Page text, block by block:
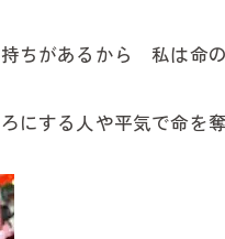
保険業務の
ちがあるから 私は命
にする人や平気で命を